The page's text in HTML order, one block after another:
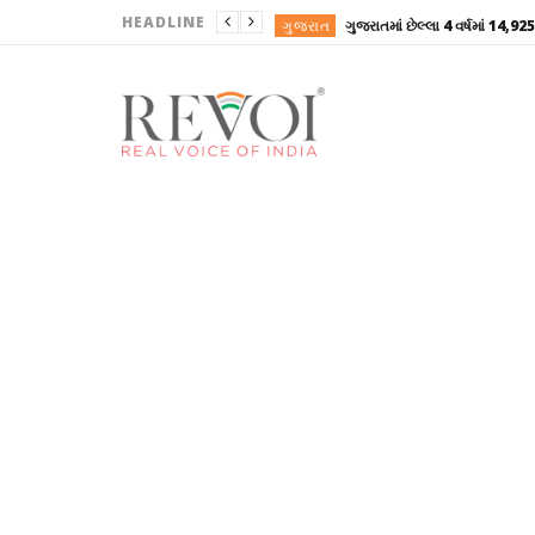
HEADLINE ગુજરાત
ગુજરાત
ગુજરાત